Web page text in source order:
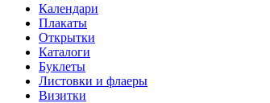
Календари
Плакаты
Открытки
Каталоги
Буклеты
Листовки и флаеры
Визитки